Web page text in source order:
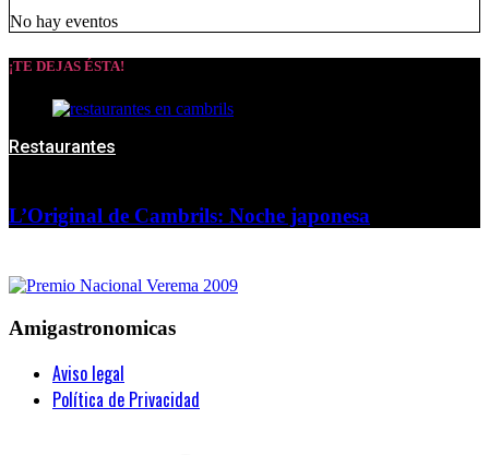
No hay eventos
¡TE DEJAS ÉSTA!
Restaurantes
L’Original de Cambrils: Noche japonesa
Amigastronomicas
Aviso legal
Política de Privacidad